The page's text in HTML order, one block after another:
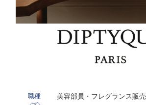
職種 美容部員・フレグランス販売